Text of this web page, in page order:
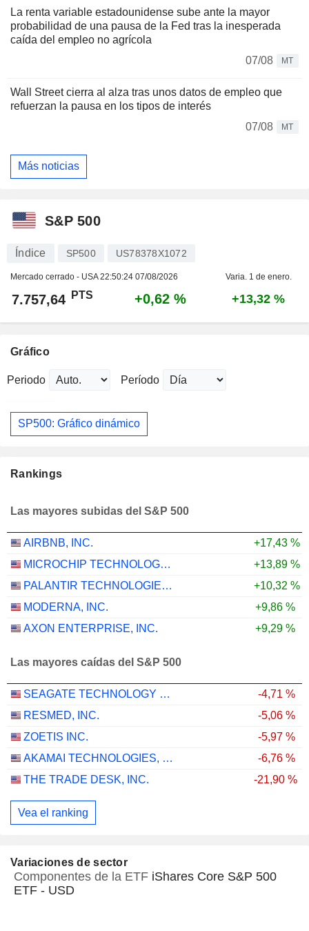
La renta variable estadounidense sube ante la mayor
probabilidad de una pausa de la Fed tras la inesperada
caída del empleo no agrícola
07/08
MT
Wall Street cierra al alza tras unos datos de empleo que
refuerzan la pausa en los tipos de interés
07/08
MT
Más noticias
S&P 500
Índice SP500 US78378X1072
Mercado cerrado - USA22:50:24 07/08/2026 Varia. 1 de enero.
7.757,64 PTS +0,62 % +13,32 %
Gráfico
Periodo Período
SP500: Gráfico dinámico
Rankings
Las mayores subidas del S&P 500
AIRBNB, INC.
+17,43 %
MICROCHIP TECHNOLOGY INCORPORATED
+13,89 %
PALANTIR TECHNOLOGIES INC.
+10,32 %
MODERNA, INC.
+9,86 %
AXON ENTERPRISE, INC.
+9,29 %
Las mayores caídas del S&P 500
SEAGATE TECHNOLOGY HOLDINGS PLC
-4,71 %
RESMED, INC.
-5,06 %
ZOETIS INC.
-5,97 %
AKAMAI TECHNOLOGIES, INC.
-6,76 %
THE TRADE DESK, INC.
-21,90 %
Vea el ranking
Variaciones de sector
Componentes de la ETF iShares Core S&P 500
ETF - USD